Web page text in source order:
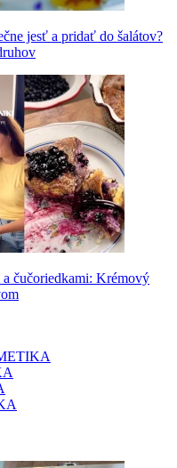
jesť a pridať do šalátov?
a čučoriedkami: Krémový